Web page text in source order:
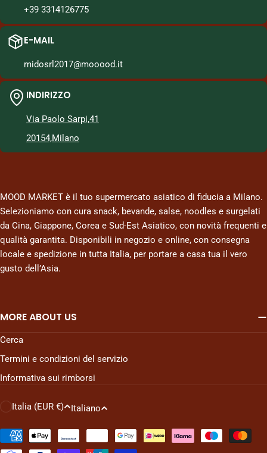
+39 3314126775
E-MAIL
midosrl2017@mooood.it
INDIRIZZO
Via Paolo Sarpi,41
20154,Milano
MOOD MARKET è il tuo supermercato asiatico di fiducia a Milano.
Selezioniamo con cura snack, bevande, salse, noodles e surgelati
da Cina, Giappone, Corea e Sud-Est Asiatico, con novità frequenti e
qualità garantita. Disponibili in negozio e online, con consegna
locale e spedizione in tutta Italia, per portare a casa tua il vero
gusto dell’Asia.
MORE ABOUT US
Cerca
Termini e condizioni del servizio
Informativa sui rimborsi
e
Italia (EUR €)
L
n
Italiano
Metodi
di